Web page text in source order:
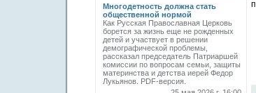
Многодетность должна стать
общественной нормой
Как Русская Православная Церковь
борется за жизнь еще не рожденных
детей и участвует в решении
демографической проблемы,
рассказал председатель Патриаршей
комиссии по вопросам семьи, защиты
материнства и детства иерей Федор
Лукьянов. PDF-версия.